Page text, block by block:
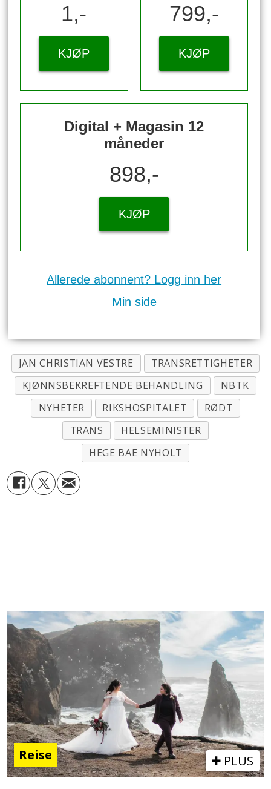
1,-
KJØP
799,-
KJØP
Digital + Magasin 12
måneder
898,-
KJØP
Allerede abonnent? Logg inn her
Min side
JAN CHRISTIAN VESTRE
TRANSRETTIGHETER
KJØNNSBEKREFTENDE BEHANDLING
NBTK
NYHETER
RIKSHOSPITALET
RØDT
TRANS
HELSEMINISTER
HEGE BAE NYHOLT
Reise PLUS